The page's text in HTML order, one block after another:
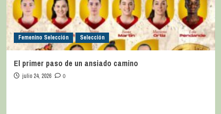
Femenino Selección Selección
El primer paso de un ansiado camino
julio 24, 2026 0